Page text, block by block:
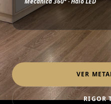
VER
RIGOR